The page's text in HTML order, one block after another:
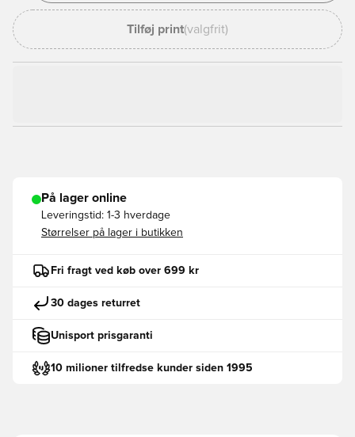
Tilføj print(valgfrit)
På lager online
Leveringstid: 1-3 hverdage
Størrelser på lager i butikken
Fri fragt ved køb over 699 kr
30 dages returret
Unisport prisgaranti
10 milioner tilfredse kunder siden 1995